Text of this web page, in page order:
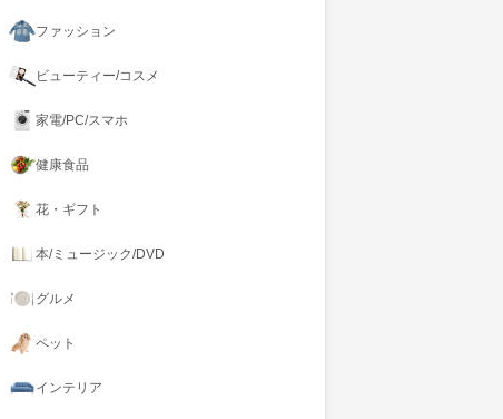
ファッション
ビューティー/コスメ
家電/PC/スマホ
健康食品
花・ギフト
本/ミュージック/DVD
グルメ
ペット
インテリア